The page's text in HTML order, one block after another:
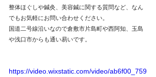
整体ほぐしや鍼灸、美容鍼に関する質問など、なん
でもお気軽にお問い合わせください。
国道二号線沿いなので倉敷市片島町や西阿知、玉島
や浅口市からも通い易いです。
https://video.wixstatic.com/video/ab6f00_759